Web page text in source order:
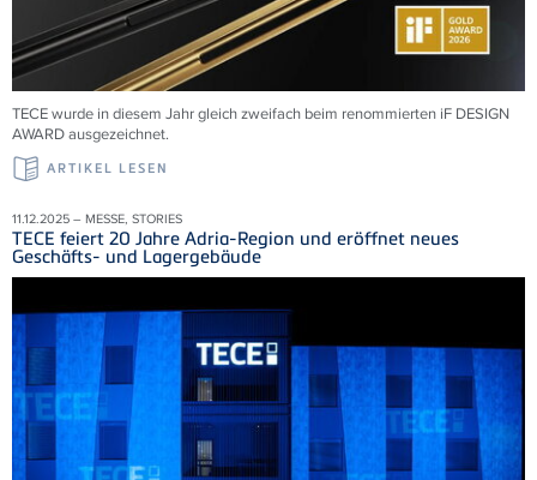
TECE wurde in diesem Jahr gleich zweifach beim renommierten iF DESIGN
AWARD ausgezeichnet.
ARTIKEL LESEN
11.12.2025 – MESSE, STORIES
TECE feiert 20 Jahre Adria-Region und eröffnet neues
Geschäfts- und Lagergebäude